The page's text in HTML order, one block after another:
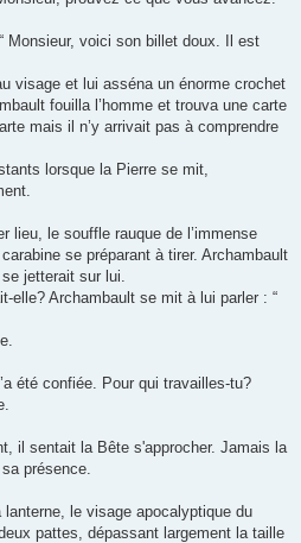
Monsieur, voici son billet doux. Il est
visage et lui asséna un énorme crochet
fouilla l’homme et trouva une carte
mais il n’y arrivait pas à comprendre
lorsque la Pierre se mit,
lieu, le souffle rauque de l’immense
se préparant à tirer. Archambault
jetterait sur lui.
elle? Archambault se mit à lui parler : “
été confiée. Pour qui travailles-tu?
il sentait la Bête s'approcher. Jamais la
présence.
le visage apocalyptique du
pattes, dépassant largement la taille